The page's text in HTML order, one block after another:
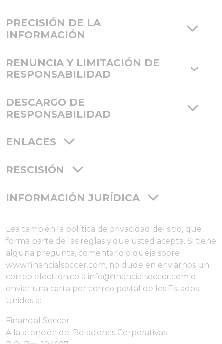
PRECISIÓN DE LA
INFORMACIÓN
RENUNCIA Y LIMITACIÓN DE
RESPONSABILIDAD
DESCARGO DE
RESPONSABILIDAD
ENLACES
RESCISIÓN
INFORMACIÓN JURÍDICA
Lea también la política de privacidad del sitio, que
forma parte de las reglas y que usted acepta. Si tiene
alguna pregunta, comentario o queja sobre
www.financialsoccer.com, no dude en enviarnos un
correo electrónico a info@financialsoccer.com o
enviar una carta por correo postal de los Estados
Unidos a:
Financial Soccer
A la atención de: Relaciones Corporativas